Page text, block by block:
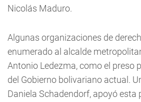
Nicolás Maduro.
Algunas organizaciones de
enumerado al alcalde
Antonio Ledezma, como el preso
del Gobierno bolivariano actual.
Daniela Schadendorf, apoyó esta